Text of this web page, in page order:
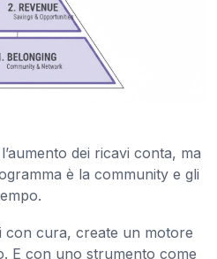
dei ricavi conta, ma
è la community e gli
con cura, create un motore
E con uno strumento come